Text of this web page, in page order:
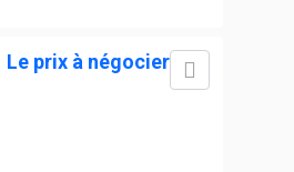
Le prix à négocier